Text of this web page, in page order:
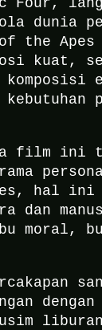
dunia
the Apes
kuat,
film ini
hal
dan
moral,
liburan.